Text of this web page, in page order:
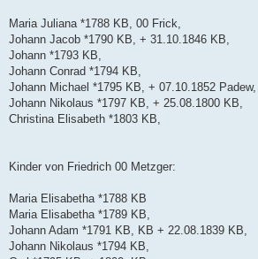
Maria Juliana *1788 KB, 00 Frick,
Johann Jacob *1790 KB, + 31.10.1846 KB,
Johann *1793 KB,
Johann Conrad *1794 KB,
Johann Michael *1795 KB, + 07.10.1852 Padew,
Johann Nikolaus *1797 KB, + 25.08.1800 KB,
Christina Elisabeth *1803 KB,
Kinder von Friedrich 00 Metzger:
Maria Elisabetha *1788 KB
Maria Elisabetha *1789 KB,
Johann Adam *1791 KB, KB + 22.08.1839 KB,
Johann Nikolaus *1794 KB,